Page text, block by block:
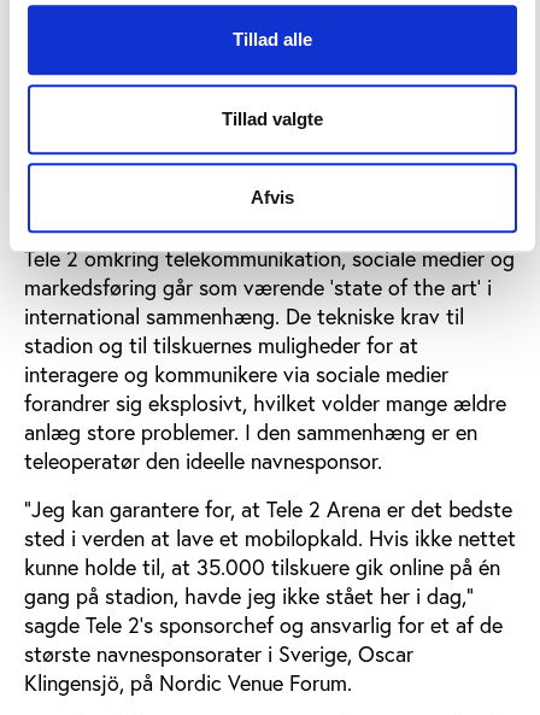
Tillad alle
Tillad valgte
Afvis
og stadion for klubben AIK) samt Tele 2 Arena i
Stockholm (Hammarby og Djurgården).
Fra ishockeysporten har fodboldklubberne stjålet
konceptet med faste pladser på tribunen ved små
borde med spisepladser. Dette har vist sig som en
Også Tele 2 Arenas samspil med mobiloperatøren
Tele 2 omkring telekommunikation, sociale medier og
markedsføring går som værende ’state of the art’ i
international sammenhæng. De tekniske krav til
stadion og til tilskuernes muligheder for at
interagere og kommunikere via sociale medier
forandrer sig eksplosivt, hvilket volder mange ældre
anlæg store problemer. I den sammenhæng er en
teleoperatør den ideelle navnesponsor.
”Jeg kan garantere for, at Tele 2 Arena er det bedste
sted i verden at lave et mobilopkald. Hvis ikke nettet
kunne holde til, at 35.000 tilskuere gik online på én
gang på stadion, havde jeg ikke stået her i dag,”
sagde Tele 2’s sponsorchef og ansvarlig for et af de
største navnesponsorater i Sverige, Oscar
Klingensjö, på Nordic Venue Forum.